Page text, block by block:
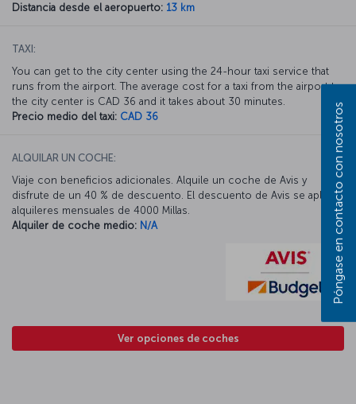
Distancia desde el aeropuerto: 13 km
TAXI:
You can get to the city center using the 24-hour taxi service that
runs from the airport. The average cost for a taxi from the airport to
the city center is CAD 36 and it takes about 30 minutes.
Precio medio del taxi: CAD 36
ALQUILAR UN COCHE:
Viaje con beneficios adicionales. Alquile un coche de Avis y
disfrute de un 40 % de descuento. El descuento de Avis se aplica a
alquileres mensuales de 4000 Millas.
Alquiler de coche medio: N/A
Ver opciones de coches
Póngase en contacto con nosotros